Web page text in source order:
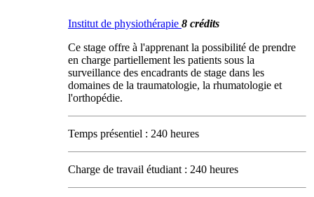
Institut de physiothérapie 8 crédits
Ce stage offre à l'apprenant la possibilité de prendre
en charge partiellement les patients sous la
surveillance des encadrants de stage dans les
domaines de la traumatologie, la rhumatologie et
l'orthopédie.
Temps présentiel : 240 heures
Charge de travail étudiant : 240 heures